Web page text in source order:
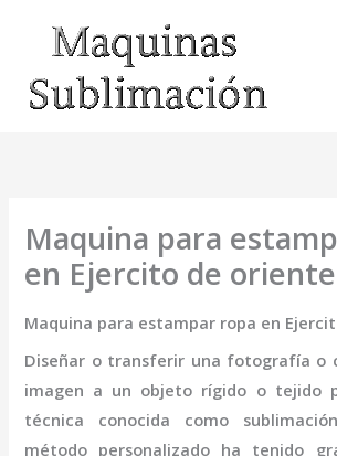
contenido
Maquina para
en Ejercito de oriente
Maquina para estampar ropa en
Diseñar o transferir una fotografía o
imagen a un objeto rígido o tejido
técnica conocida como
método personalizado ha tenido